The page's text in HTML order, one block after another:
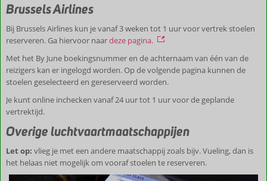
Brussels Airlines
Bij Brussels Airlines kun je vanaf 3 weken tot 1 uur voor vertrek stoelen
reserveren. Ga hiervoor naardeze pagina.
Met het By June boekingsnummer en de achternaam van één van de
reizigers kan er ingelogd worden. Op de volgende pagina kunnen de
stoelen geselecteerd en gereserveerd worden.
Je kunt online inchecken vanaf 24 uur tot 1 uur voor de geplande
vertrektijd.
Overige luchtvaartmaatschappijen
Let op: vlieg je met een andere maatschappij zoals bijv. Vueling, dan is
het helaas niet mogelijk om vooraf stoelen te reserveren.